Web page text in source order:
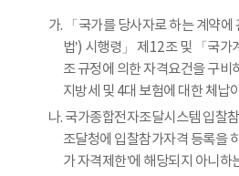
가. 「국가를 당사자로 하는 계약에
법’) 시행령」 제12조 및 「국
조 규정에 의한 자격요건을 구비
지방세 및 4대 보험에 대한 체납
나. 국가종합전자조달시스템 입찰
조달청에 입찰참가자격 등록을
가 자격제한’에 해당되지 아니하